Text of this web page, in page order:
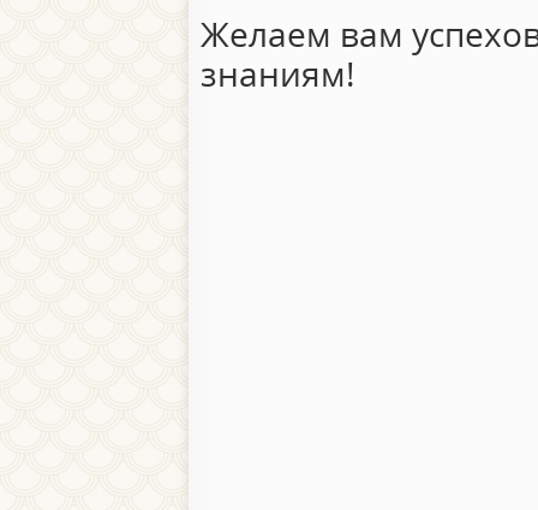
Желаем вам
знаниям!